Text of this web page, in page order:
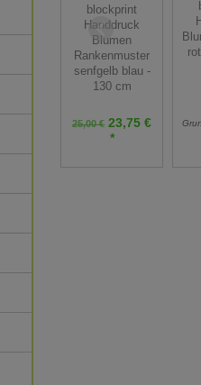
blockprint
Handdruck
Blumen
Rankenmuster
senfgelb blau -
130 cm
25,00 € 23,75 €
*